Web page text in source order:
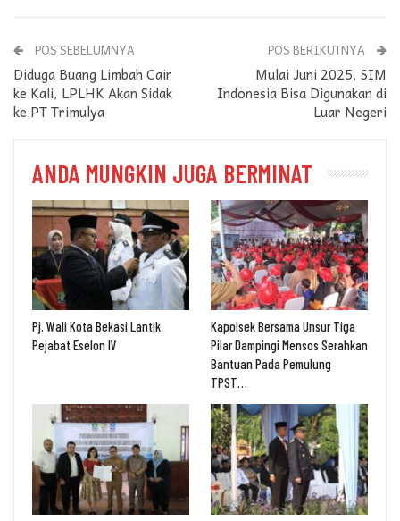
POS SEBELUMNYA
Diduga Buang Limbah Cair
ke Kali, LPLHK Akan Sidak
ke PT Trimulya
POS BERIKUTNYA
Mulai Juni 2025, SIM
Indonesia Bisa Digunakan di
Luar Negeri
ANDA MUNGKIN JUGA BERMINAT
Pj. Wali Kota Bekasi Lantik
Pejabat Eselon IV
Kapolsek Bersama Unsur Tiga
Pilar Dampingi Mensos Serahkan
Bantuan Pada Pemulung
TPST…